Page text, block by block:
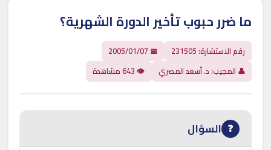
ما ضرر حبوب تأخير الدورة الشهرية؟
رقم الاستشارة: 231505
📅 2005/01/07
👤 المجيب: د. أسعد المصري
👁 643 مشاهدة
❓ السؤال